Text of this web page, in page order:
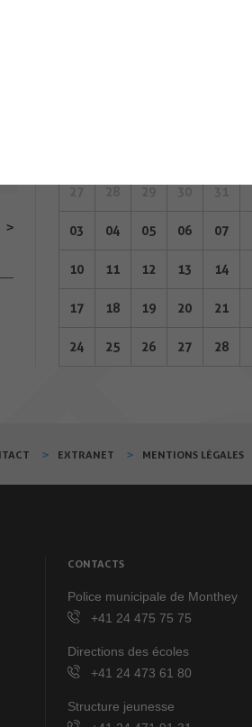
03 04 05 06 07
10 11 12 13 14
17 18 19 20 21
24 25 26 27 28
EXTRANET MENTIONS LÉGALES
CONTACTS
Police municipale de Monthey
+41 24 475 75 75
Directions des écoles
+41 24 473 61 80
Structure jeunesse